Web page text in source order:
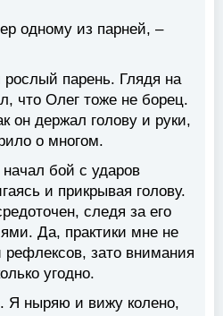
одному из парней, –
парень. Глядя на
что Олег тоже не борец.
он держал голову и руки,
о многом.
бой с ударов
и прикрывая голову.
следя за его
Да, практики мне не
рефлексов, зато внимания
угодно.
Я ныряю и вижу колено,